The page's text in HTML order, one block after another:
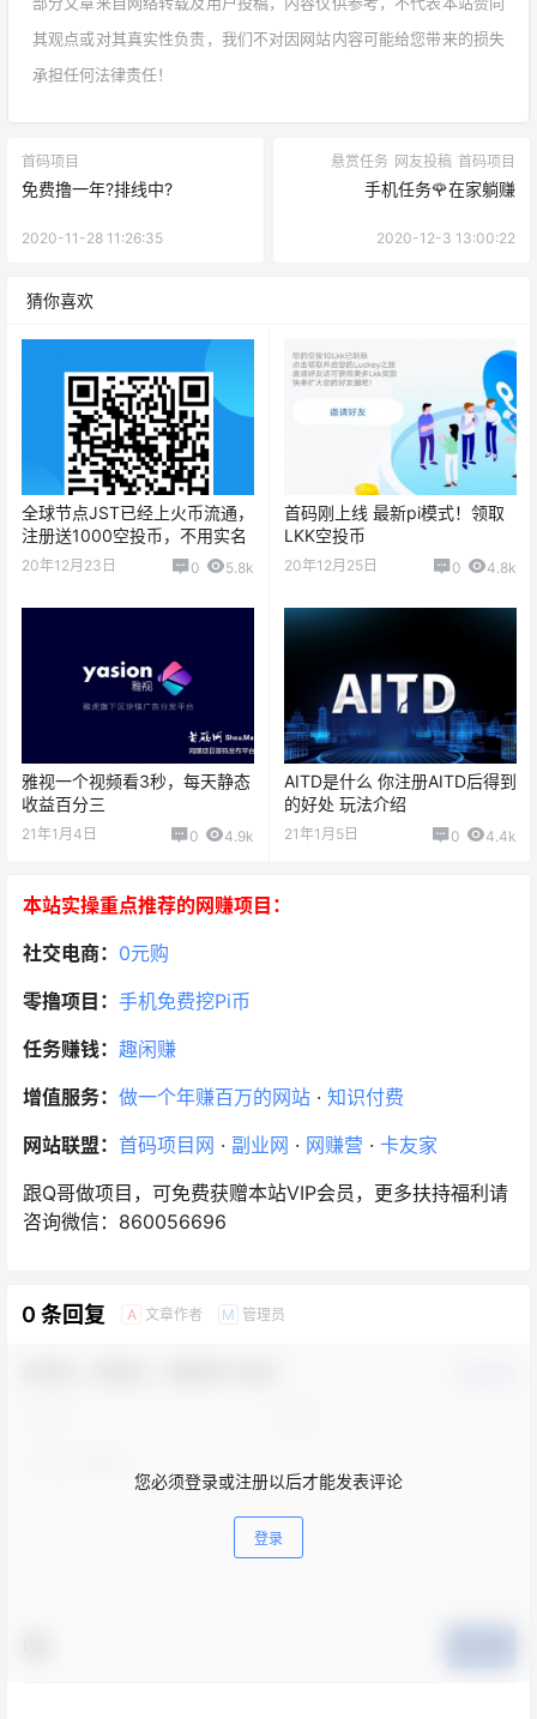
其观点或对其真实性负责，我们不对因网站内容可能给您带来的损失
承担任何法律责任！
首码项目
免费撸一年?排线中?
2020-11-28 11:26:35
悬赏任务 网友投稿 首码项目
手机任务🌹在家躺赚
2020-12-3 13:00:22
猜你喜欢
全球节点JST已经上火币流通，
注册送1000空投币，不用实名
20年12月23日 0 5.8k
首码刚上线 最新pi模式！领取
LKK空投币
20年12月25日 0 4.8k
雅视一个视频看3秒，每天静态
收益百分三
21年1月4日 0 4.9k
AITD是什么 你注册AITD后得到
的好处 玩法介绍
21年1月5日 0 4.4k
本站实操重点推荐的网赚项目：
社交电商： 0元购
零撸项目： 手机免费挖Pi币
任务赚钱： 趣闲赚
增值服务： 做一个年赚百万的网站 · 知识付费
网站联盟： 首码项目网 · 副业网 · 网赚营 · 卡友家
跟Q哥做项目，可免费获赠本站VIP会员，更多扶持福利请
咨询微信：860056696
0 条回复 A 文章作者 M 管理员
您必须登录或注册以后才能发表评论
登录